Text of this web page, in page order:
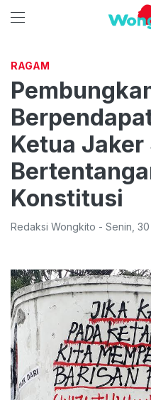
RAGAM
Ketua Jaker
Konstitusi
Redaksi Wongkito - Senin 30